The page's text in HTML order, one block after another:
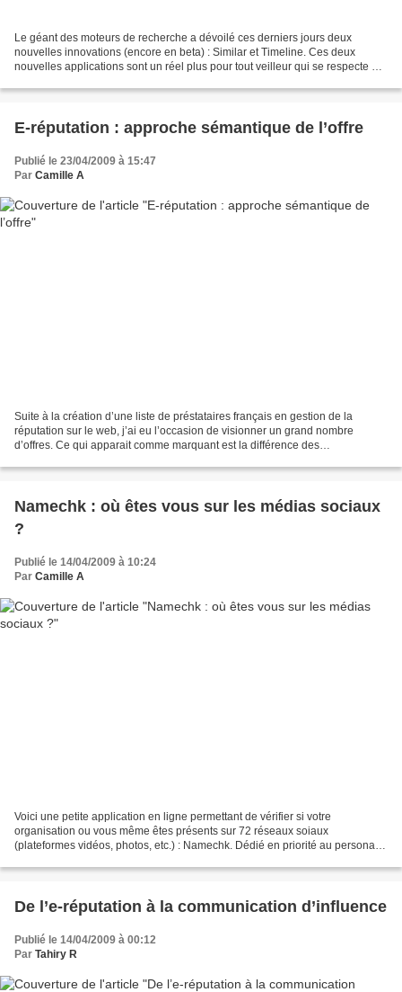
Le géant des moteurs de recherche a dévoilé ces derniers jours deux
nouvelles innovations (encore en beta) : Similar et Timeline. Ces deux
nouvelles applications sont un réel plus pour tout veilleur qui se respecte et
E-réputation : approche sémantique de l’offre
Publié le 23/04/2009 à 15:47
Par Camille A
Suite à la création d’une liste de préstataires français en gestion de la
réputation sur le web, j’ai eu l’occasion de visionner un grand nombre
d’offres. Ce qui apparait comme marquant est la différence des
Namechk : où êtes vous sur les médias sociaux
?
Publié le 14/04/2009 à 10:24
Par Camille A
Voici une petite application en ligne permettant de vérifier si votre
organisation ou vous même êtes présents sur 72 réseaux soiaux
(plateformes vidéos, photos, etc.) : Namechk. Dédié en priorité au personal
De l’e-réputation à la communication d’influence
Publié le 14/04/2009 à 00:12
Par Tahiry R